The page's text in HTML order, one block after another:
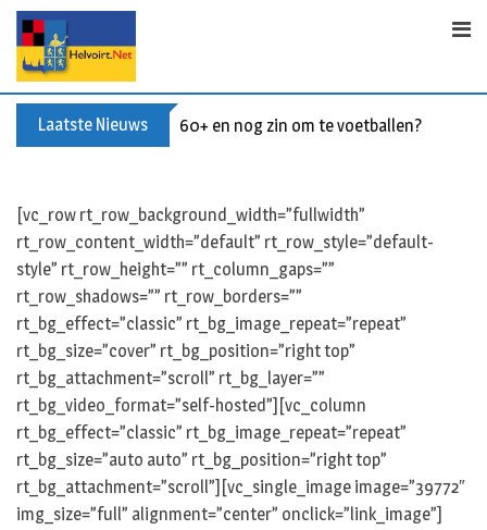
p
Laatste Nieuws 60+ en nog zin om te voetballen? Kom
[vc_row rt_row_background_width=”fullwidth”
rt_row_content_width=”default” rt_row_style=”default-
style” rt_row_height=”” rt_column_gaps=””
rt_row_shadows=”” rt_row_borders=””
rt_bg_effect=”classic” rt_bg_image_repeat=”repeat”
rt_bg_size=”cover” rt_bg_position=”right top”
rt_bg_attachment=”scroll” rt_bg_layer=””
rt_bg_video_format=”self-hosted”][vc_column
rt_bg_effect=”classic” rt_bg_image_repeat=”repeat”
rt_bg_size=”auto auto” rt_bg_position=”right top”
rt_bg_attachment=”scroll”][vc_single_image image=”39772″
img_size=”full” alignment=”center” onclick=”link_image”]